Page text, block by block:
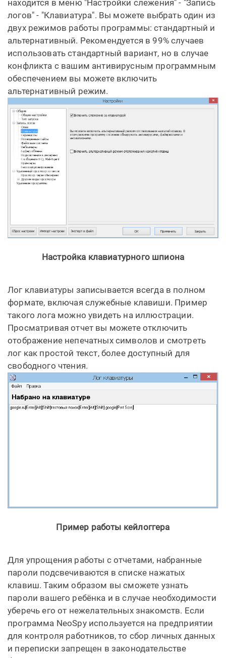
находится в меню "Настройки слежения" - "Запись
логов" - "Клавиатура". Вы можете выбрать один из
двух режимов работы программы: стандартный и
альтернативный. Рекомендуется в 99% случаев
использовать стандартный вариант, но в случае
конфликта с вашим антивирусным программным
обеспечением вы можете включить
альтернативный режим.
Настройка клавиатурного шпиона
Лог клавиатуры записывается всегда в полном
формате, включая служебные клавиши. Пример
такого лога можно увидеть на иллюстрации.
Просматривая отчет вы можете отключить
отображение непечатных символов и смотреть
лог как простой текст, более доступный для
свободного чтения.
Пример работы кейлоггера
Для упрощения работы с отчетами, набранные
пароли подсвечиваются в списке нажатых
клавиш. Таким образом вы сможете узнать
пароли вашего ребёнка и в случае необходимости
уберечь его от нежелательных знакомств. Если
программа NeoSpy используется на предприятии
для контроля работников, то сбор личных данных
и переписки запрещен в законодательстве